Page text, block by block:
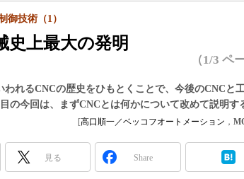
IIFES
ジャパンモビリティショー
TECHNO-FRONTIER
人テク展
スマート工場EXPO
EdgeTech+
VR／AR
組み込み画像技術
組み込みモデリング
Windows Embedded
車載ソフト開発
FA
史上最大の発明
御技術（1）
（1/3 ペ
れるCNCの歴史をひもとくことで、今後のCNCと
の今回は、まずCNCとは何かについて改めて説明す
[高口順一／ベッコフオートメーション ，
見る Share